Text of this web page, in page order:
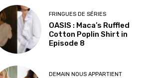
FRINGUES DE SÉRIES
OASIS : Maca’s Ruffled
Cotton Poplin Shirt in
Episode 8
DEMAIN NOUS APPARTIENT